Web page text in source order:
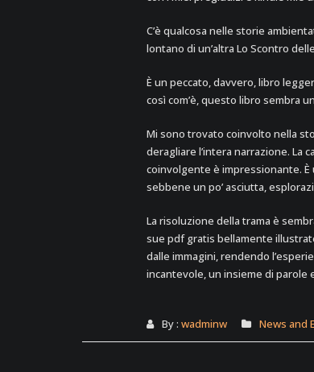
C’è qualcosa nelle storie
lontano di un’altra Lo Scontro
È un peccato, davvero, libro
così com’è, questo libro sembra
Mi sono trovato coinvolto nella
deragliare l’intera narrazione. La
coinvolgente è impressionante.
sebbene un po’ asciutta,
La risoluzione della trama è
sue pdf gratis bellamente
dalle immagini, rendendo
incantevole, un insieme di parole
By : wadminw News and